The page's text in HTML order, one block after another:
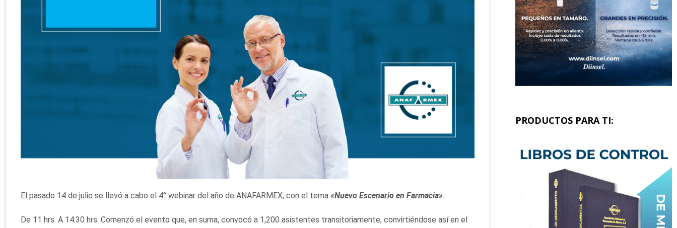
El pasado 14 de julio se llevó a cabo el 4° webinar del año de ANAFARMEX, con el tema «Nuevo Escenario en Farmacia».
De 11 hrs. A 14:30 hrs. Comenzó el evento que, en suma, convocó a 1,200 asistentes transitoriamente, convirtiéndose así en el
PRODUCTOS PARA TI: